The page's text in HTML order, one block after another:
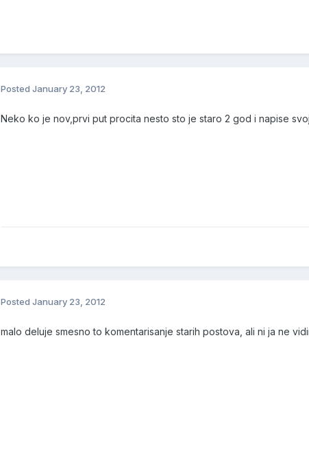
Posted January 23, 2012
Neko ko je nov,prvi put procita nesto sto je staro 2 god i napise
Posted January 23, 2012
malo deluje smesno to komentarisanje starih postova, ali ni ja ne